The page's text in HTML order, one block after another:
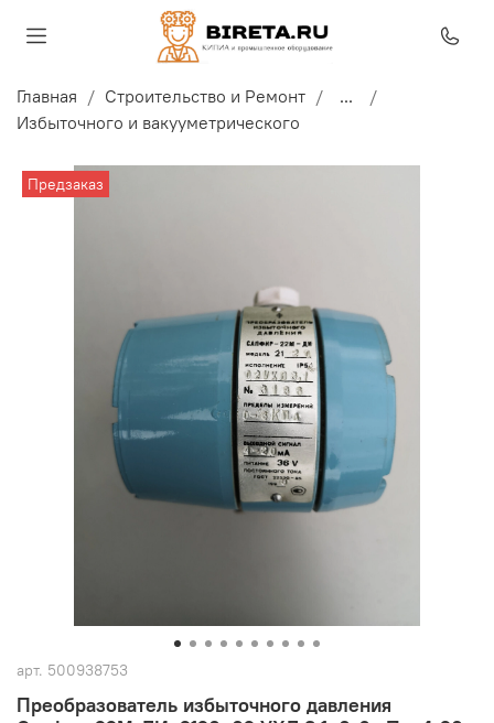
Главная Строительство и Ремонт
...
Избыточного и вакууметрического
Предзаказ
арт. 500938753
Преобразователь избыточного давления